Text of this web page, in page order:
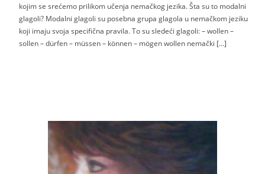
kojim se srećemo prilikom učenja nemačkog jezika. Šta su to modalni
glagoli? Modalni glagoli su posebna grupa glagola u nemačkom jeziku
koji imaju svoja specifična pravila. To su sledeći glagoli: – wollen –
sollen – dürfen – müssen – können – mögen wollen nemački […]